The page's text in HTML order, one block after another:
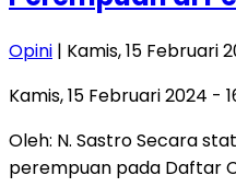
Opini | Kamis, 15 Februari
Kamis, 15 Februari 2024 -
Oleh: N. Sastro Secara
perempuan pada Daftar